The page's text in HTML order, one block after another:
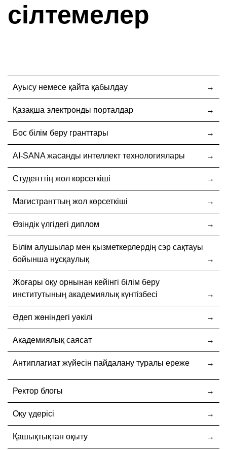
сілтемелер
Ауысу немесе қайта қабылдау
Қазақша электронды порталдар
Бос білім беру гранттары
AI-SANA жасанды интеллект технологиялары
Студенттің жол көрсеткіші
Магистранттың жол көрсеткіші
Өзіндік үлгідегі диплом
Білім алушылар мен қызметкерлердің сэр сақтауы
бойынша нұсқаулық
Жоғары оқу орнынан кейінгі білім беру
институтының академиялық күнтізбесі
Әдеп жөніндегі уәкілі
Академиялық саясат
Антиплагиат жүйесін пайдалану туралы ереже
Ректор блогы
Оқу үдерісі
Қашықтықтан оқыту